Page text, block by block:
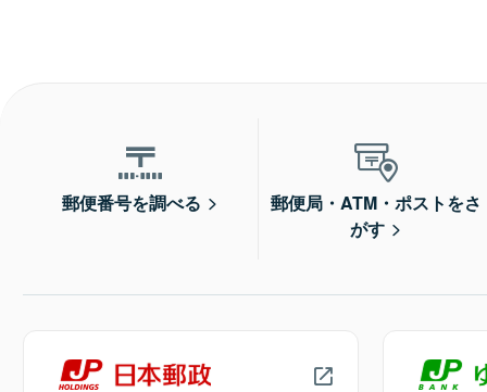
郵便番号を調べる
郵便局・ATM・ポストをさ
がす